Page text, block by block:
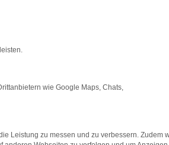
wie Google Maps, Chats,
Leistung zu messen und zu verbessern. Zudem